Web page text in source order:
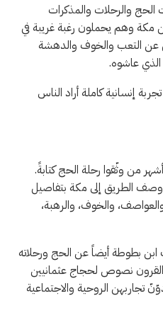
الحج والرحلات والمذكرات
مكة وهم يحملون رغبة غريبة في
عن التعب والخوف والدهشة
الذي عاشوه.
إنسانية كاملة أراد الناس
من وثّقوا رحلة الحج كتابةً.
رحلته التي بدأت عام 1183، وصف الطريق إلى مكة بتفاصيل
والخوف، والرهبة،
بطوطة أيضاً عن الحج ورحلاته
نصوص لحجاج عثمانيين
تجاربهن الروحية والاجتماعية